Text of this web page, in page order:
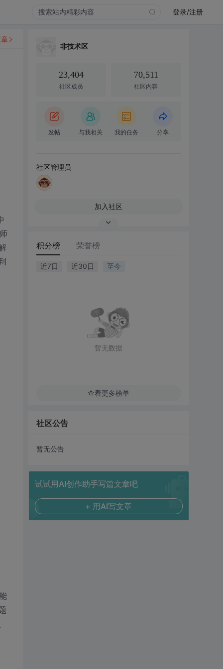
登录/注册
非技术区
23,404
社区成员
70,511
社区内容
发帖 与我相关 我的任务 分享
社区管理员
加入社区
积分榜 荣誉榜
近7日 近30日 至今
暂无数据
查看更多榜单
社区公告
暂无公告
试试用AI创作助手写篇文章吧
+ 用AI写文章